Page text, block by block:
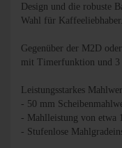
Design und die robuste
Wahl für Kaffeeliebhaber.
Gegenüber der M2D
mit Timerfunktion und 3
Leistungsstarkes
- 50 mm
- Mahlleistung von etwa
- Stufenlose